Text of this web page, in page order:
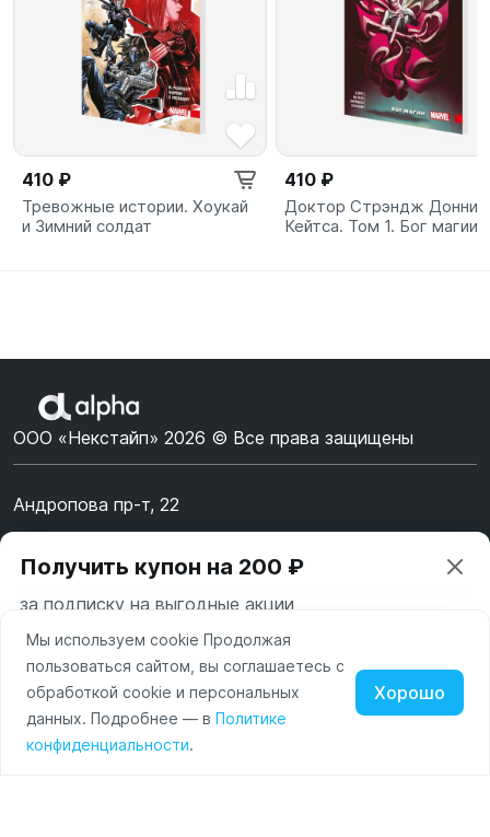
Наушники
Умные
410 ₽
Тревожные истории. Хоукай
и Зимний солдат
410 ₽
Доктор Стрэндж Донни
Кейтса. Том 1. Бог магии
ООО «Некстайп» 2026 © Все права защищены
Андропова пр-т, 22
8 (800) 123-55-44
msk@alpha-demo.ru
Акции
О магазине
Оплата
Получить купон на 200 ₽
за подписку на выгодные акции
Нажимая на кнопку «Подписаться» вы соглашаетесь с
условиями пользования и политикой конфиденциальности
сайта
Ваш город —Москва
Московская область
Изменить
Мы используем cookie Продолжая
пользоваться сайтом, вы соглашаетесь с
обработкой cookie и персональных
данных. Подробнее — в Политике
конфиденциальности.
Хорошо